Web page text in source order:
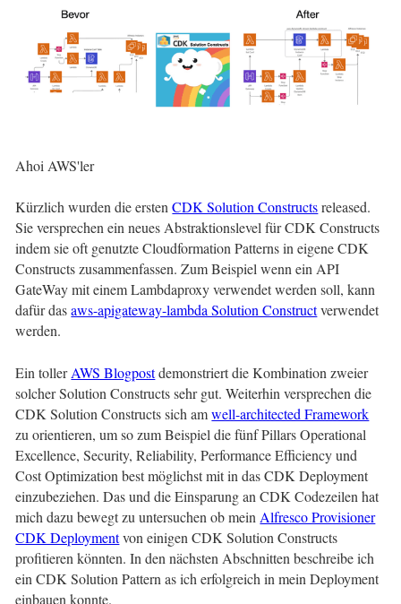
Ahoi AWS'ler
Kürzlich wurden die erstenCDK Solution Constructsreleased.
Sie versprechen ein neues Abstraktionslevel für CDK Constructs
indem sie oft genutzte Cloudformation Patterns in eigene CDK
Constructs zusammenfassen. Zum Beispiel wenn ein API
GateWay mit einem Lambdaproxy verwendet werden soll, kann
dafür dasaws-apigateway-lambda Solution Constructverwendet
werden.
Ein tollerAWS Blogpostdemonstriert die Kombination zweier
solcher Solution Constructs sehr gut. Weiterhin versprechen die
CDK Solution Constructs sich amwell-architected Framework
zu orientieren, um so zum Beispiel die fünf Pillars Operational
Excellence, Security, Reliability, Performance Efficiency und
Cost Optimization best möglichst mit in das CDK Deployment
einzubeziehen. Das und die Einsparung an CDK Codezeilen hat
mich dazu bewegt zu untersuchen ob mein Alfresco Provisioner
CDK Deploymentvon einigen CDK Solution Constructs
profitieren könnten. In den nächsten Abschnitten beschreibe ich
ein CDK Solution Pattern as ich erfolgreich in mein Deployment
einbauen konnte.